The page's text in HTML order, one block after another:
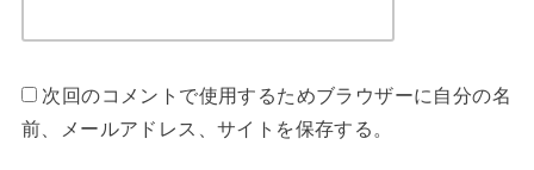
次回のコメントで使用するためブラウザーに自分の名
前、メールアドレス、サイトを保存する。